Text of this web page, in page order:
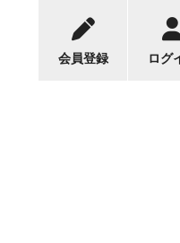
会員登録 ログ
～17:30
中古トラ